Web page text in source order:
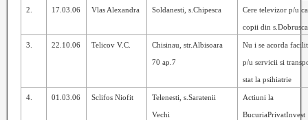
2. 17.03.06 Vlas Alexandra Soldanesti, s.Chipesca Cere televizor p/u
copii din s.Dobrusca
3. 22.10.06 Telicov V.C. Chisinau, str.Albisoara
70 ap.7
Nu i se acorda
p/u servicii si
stat la psihiatrie
4. 01.03.06 Sclifos Niofit Telenesti, s.Saratenii
Vechi
Actiuni la
BucuriaPrivatInvest